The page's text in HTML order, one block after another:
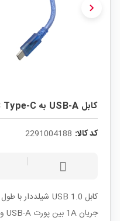
chevron_right
کابل USB-A به USB Type-C شیلددار 30 سانتیمتری
کد کالا: 2291004188
جریان 1A بین پورت USB-A و Type‑C